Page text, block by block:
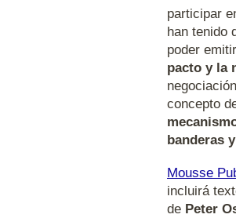
participar
han tenido
poder
pacto y la
concepto
banderas
Mousse
incluirá
de Peter